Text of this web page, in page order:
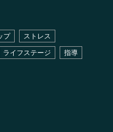
プ
ストレス
ライフステージ
指導